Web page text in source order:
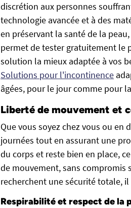
discrétion aux personnes
technologie avancée et à des
en préservant la santé de la
permet de tester gratuitement le
solution la mieux adaptée à vos
Solutions pour l'incontinence
âgées, pour le jour comme pour
Liberté de mouvement et
Que vous soyez chez vous ou en
journées tout en assurant une
du corps et reste bien en place,
de mouvement, sans compromis
recherchent une sécurité totale,
Respirabilité et respect de la